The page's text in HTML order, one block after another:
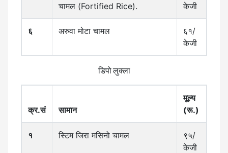
चामल (Fortified Rice).
केजी
६ अरुवा मोटा चामल
६१/
केजी
डिपो लुक्ला
क्र.सं सामान
मूल्य
(रू.)
१ स्टिम जिरा मसिनो चामल
९५/
केजी